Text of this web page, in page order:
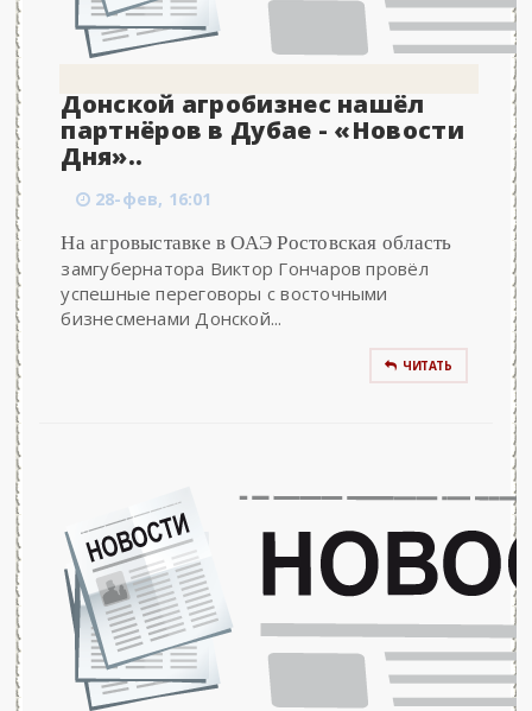
Донской агробизнес нашёл
партнёров в Дубае - «Новости
Дня»..
28-фев, 16:01
На агровыставке в ОАЭ Ростовская область
замгубернатора Виктор Гончаров провёл
успешные переговоры с восточными
бизнесменами Донской...
ЧИТАТЬ